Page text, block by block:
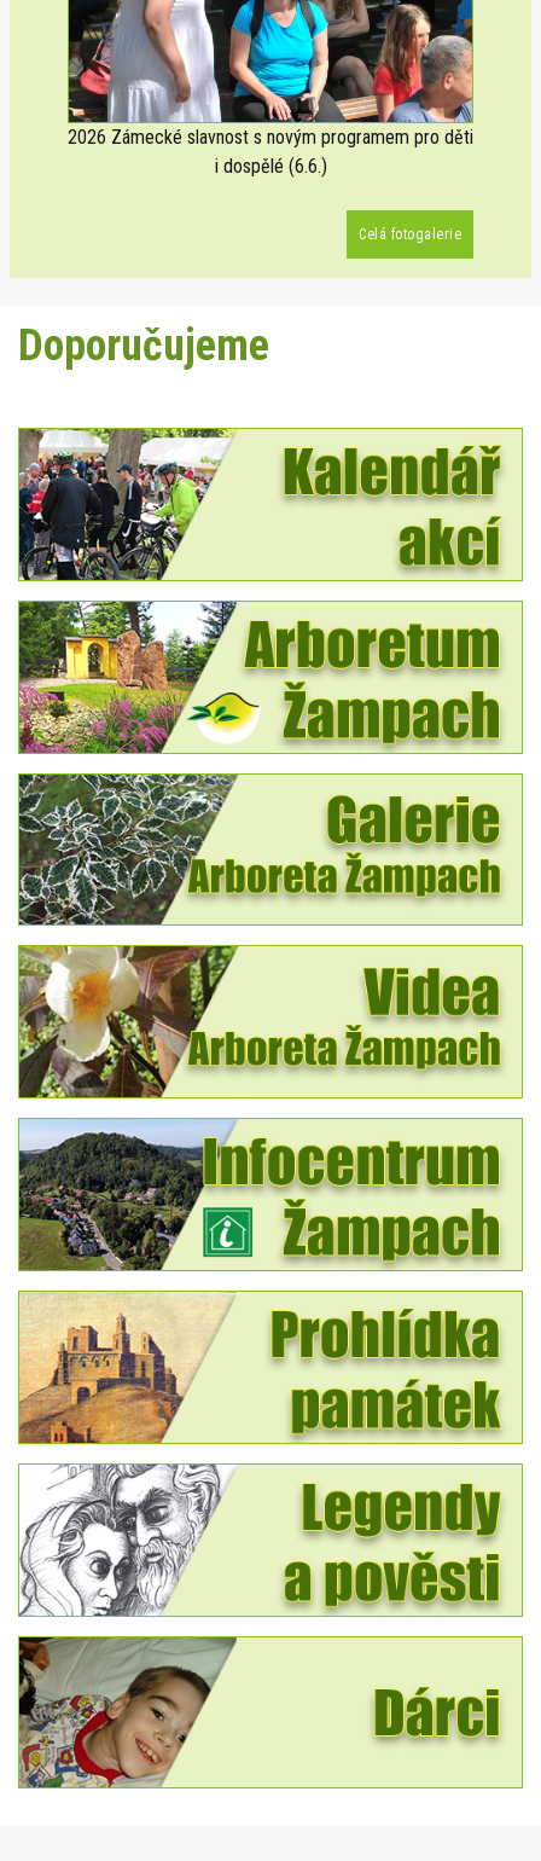
2026 Zámecké slavnost s novým programem pro děti
i dospělé (6.6.)
Celá fotogalerie
Doporučujeme